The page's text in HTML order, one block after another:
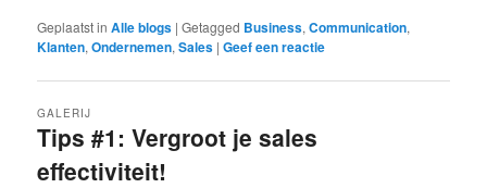
Geplaatst in Alle blogs |Getagged Business,Communication,
Klanten,Ondernemen,Sales |Geef een reactie
Tips #1: Vergroot je sales
effectiviteit!
GALERIJ